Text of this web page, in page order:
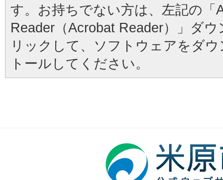
す。お持ちでない方は、左記の「
Reader（Acrobat Reader）」ダ
リックして、ソフトウェアをダ
トールしてください。